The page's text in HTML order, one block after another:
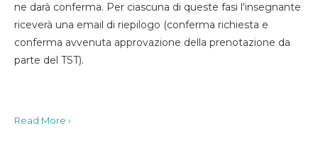
ne darà conferma. Per ciascuna di queste fasi l'insegnante
riceverà una email di riepilogo (conferma richiesta e
conferma avvenuta approvazione della prenotazione da
parte del TST).
Read More ›